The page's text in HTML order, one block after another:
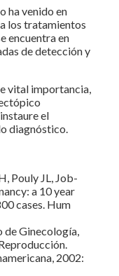
ha venido en
los tratamientos
encuentra en
de detección y
vital importancia,
el
diagnóstico.
Pouly JL, Job-
a 10 year
cases. Hum
de Ginecología,
2002: